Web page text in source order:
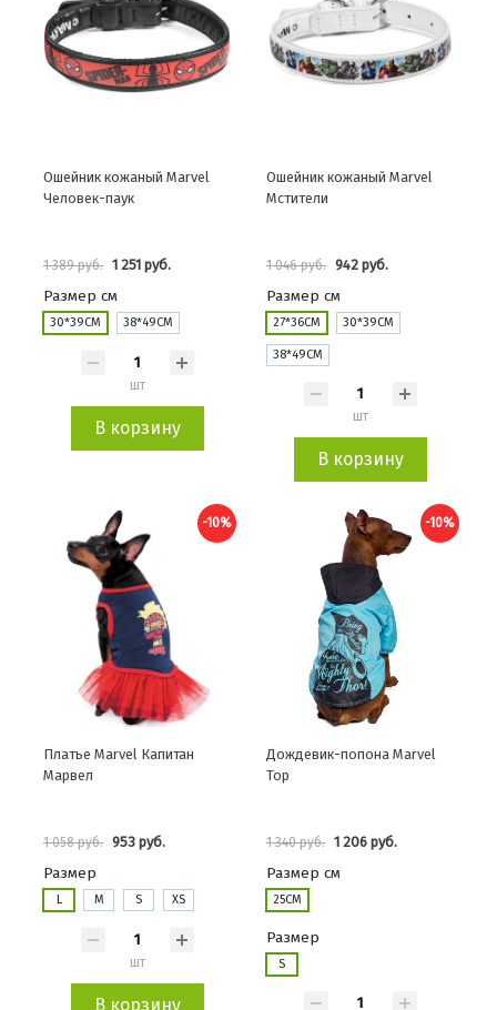
Ошейник кожаный Marvel
Человек-паук
1 389 руб. 1 251 руб.
Размер см
30*39СМ 38*49СМ
шт
В корзину
Ошейник кожаный Marvel
Мстители
1 046 руб. 942 руб.
Размер см
27*36СМ 30*39СМ
38*49СМ
шт
В корзину
-10%
Платье Marvel Капитан
Марвел
1 058 руб. 953 руб.
Размер
L M S XS
шт
В корзину
-10%
Дождевик-попона Marvel
Тор
1 340 руб. 1 206 руб.
Размер см
25СМ
Размер
S